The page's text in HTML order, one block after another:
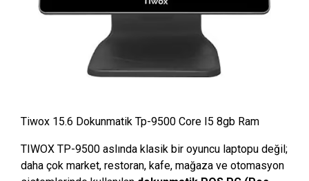
Tiwox 15.6 Dokunmatik Tp-9500 Core I5 8gb Ram
TIWOX TP-9500 aslında klasik bir oyuncu laptopu değil;
daha çok market, restoran, kafe, mağaza ve otomasyon